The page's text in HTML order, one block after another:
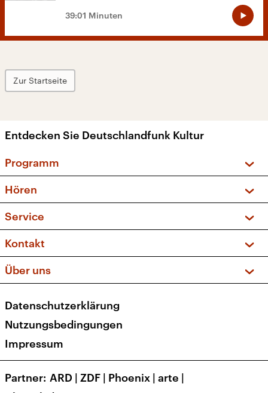
39:01 Minuten
Zur Startseite
Entdecken Sie Deutschlandfunk Kultur
Programm
Sendungen und Podcasts
Musikliste
Kakadu – Das Kinderprogramm
Hören
Frequenzen (UKW + DAB+)
Service
FAQ
Apps
Newsletter
Veranstaltungen
Kontakt
Social Media
Über uns
Presse
Karriere
Transparenz
Datenschutzerklärung
Nutzungsbedingungen
Impressum
Partner ARD | ZDF | Phoenix | arte |